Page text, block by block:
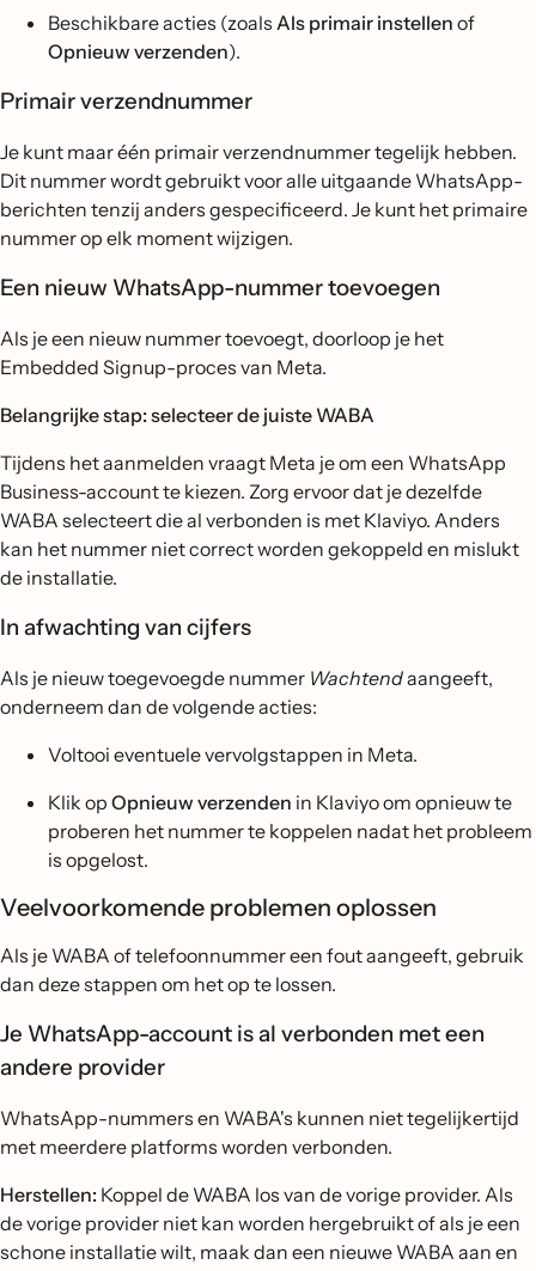
Beschikbare acties (zoals Als primair instellen of
Opnieuw verzenden).
Primair verzendnummer
Je kunt maar één primair verzendnummer tegelijk hebben.
Dit nummer wordt gebruikt voor alle uitgaande WhatsApp-
berichten tenzij anders gespecificeerd. Je kunt het primaire
nummer op elk moment wijzigen.
Een nieuw WhatsApp-nummer toevoegen
Als je een nieuw nummer toevoegt, doorloop je het
Embedded Signup-proces van Meta.
Belangrijke stap: selecteer de juiste WABA
Tijdens het aanmelden vraagt Meta je om een WhatsApp
Business-account te kiezen. Zorg ervoor dat je dezelfde
WABA selecteert die al verbonden is met Klaviyo. Anders
kan het nummer niet correct worden gekoppeld en mislukt
de installatie.
In afwachting van cijfers
Als je nieuw toegevoegde nummer Wachtendaangeeft,
onderneem dan de volgende acties:
Voltooi eventuele vervolgstappen in Meta.
Klik op Opnieuw verzenden in Klaviyo om opnieuw te
proberen het nummer te koppelen nadat het probleem
is opgelost.
Veelvoorkomende problemen oplossen
Als je WABA of telefoonnummer een fout aangeeft, gebruik
dan deze stappen om het op te lossen.
Je WhatsApp-account is al verbonden met een
andere provider
WhatsApp-nummers en WABA's kunnen niet tegelijkertijd
met meerdere platforms worden verbonden.
Herstellen: Koppel de WABA los van de vorige provider. Als
de vorige provider niet kan worden hergebruikt of als je een
schone installatie wilt, maak dan een nieuwe WABA aan en